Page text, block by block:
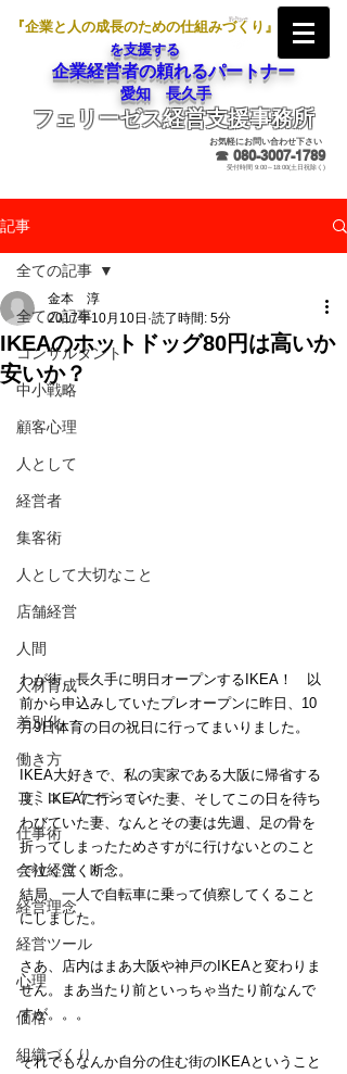
『企業と人の成長のための仕組みづくり』
を支援する
企業経営者の頼れるパートナー
愛知 長久手
フェリーゼス経営支援事務所
お気軽にお問い合わせ下さい
☎ 080-3007-1789
受付時間 9:00～18:00(土日祝除く)
記事
全ての記事
コンサルタント
中小戦略
顧客心理
人として
経営者
集客術
人として大切なこと
店舗経営
人間
人材育成
差別化
働き方
コミュニケーション
仕事術
会社経営
経営理念
経営ツール
心理
価格
組織づくり
全ての記事
IKEAのホットドッグ80円は高いか
安いか？
金本 淳
2017年10月10日 読了時間: 5分
わが街、長久手に明日オープンするIKEA！　以
前から申込みしていたプレオープンに昨日、10
月9日体育の日の祝日に行ってまいりました。
IKEA大好きで、私の実家である大阪に帰省する
度、IKEAに行っていた妻、そしてこの日を待ち
わびていた妻、なんとその妻は先週、足の骨を
折ってしまったためさすがに行けないとのこと
で泣く泣く断念。
結局、一人で自転車に乗って偵察してくること
にしました。
さあ、店内はまあ大阪や神戸のIKEAと変わりま
せん。まあ当たり前といっちゃ当たり前なんで
すが。。。
それでもなんか自分の住む街のIKEAということ